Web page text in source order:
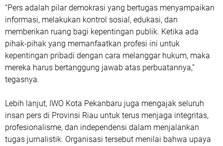
“Pers adalah pilar demokrasi yang bertugas menyampaikan
informasi, melakukan kontrol sosial, edukasi, dan
memberikan ruang bagi kepentingan publik. Ketika ada
pihak-pihak yang memanfaatkan profesi ini untuk
kepentingan pribadi dengan cara melanggar hukum, maka
mereka harus bertanggung jawab atas perbuatannya,”
tegasnya.
Lebih lanjut, IWO Kota Pekanbaru juga mengajak seluruh
insan pers di Provinsi Riau untuk terus menjaga integritas,
profesionalisme, dan independensi dalam menjalankan
tugas jurnalistik. Organisasi tersebut menilai bahwa upaya